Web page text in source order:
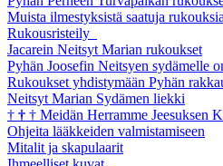
Muista ilmestyksistä saatuja rukouksia
Rukousristeily
Jacarein Neitsyt Marian rukoukset
Pyhän Joosefin Neitsyen sydämelle
Rukoukset yhdistymään Pyhän
Neitsyt Marian Sydämen liekki
† † † Meidän Herramme Jeesuksen
Ohjeita lääkkeiden valmistamiseen
Mitalit ja skapulaarit